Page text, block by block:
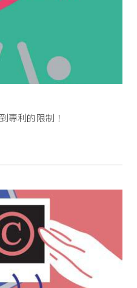
專利的限制！